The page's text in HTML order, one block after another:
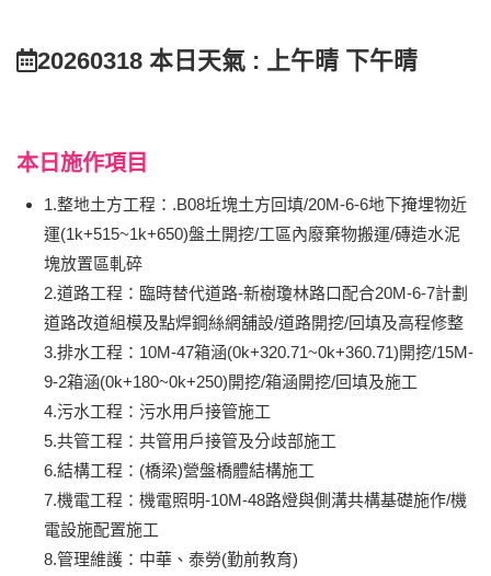
20260318 本日天氣 : 上午晴 下午晴
本日施作項目
1.整地土方工程：.B08坵塊土方回填/20M-6-6地下掩埋物近
運(1k+515~1k+650)盤土開挖/工區內廢棄物搬運/磚造水泥
塊放置區軋碎
2.道路工程：臨時替代道路-新樹瓊林路口配合20M-6-7計劃
道路改道組模及點焊鋼絲網舖設/道路開挖/回填及高程修整
3.排水工程：10M-47箱涵(0k+320.71~0k+360.71)開挖/15M-
9-2箱涵(0k+180~0k+250)開挖/箱涵開挖/回填及施工
4.污水工程：污水用戶接管施工
5.共管工程：共管用戶接管及分歧部施工
6.結構工程：(橋梁)營盤橋體結構施工
7.機電工程：機電照明-10M-48路燈與側溝共構基礎施作/機
電設施配置施工
8.管理維護：中華、泰勞(勤前教育)